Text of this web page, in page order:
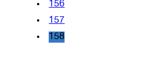
156
157
158